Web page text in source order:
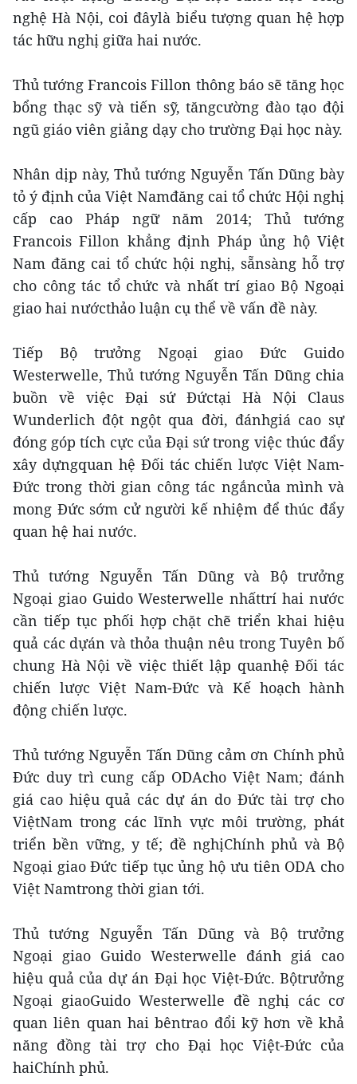
nghệ Hà Nội, coi đâylà biểu tượng quan hệ hợp
tác hữu nghị giữa hai nước.
Thủ tướng Francois Fillon thông báo sẽ tăng học
bổng thạc sỹ và tiến sỹ, tăngcường đào tạo đội
ngũ giáo viên giảng dạy cho trường Đại học này.
Nhân dịp này, Thủ tướng Nguyễn Tấn Dũng bày
tỏ ý định của Việt Namđăng cai tổ chức Hội nghị
cấp cao Pháp ngữ năm 2014; Thủ tướng
Francois Fillon khẳng định Pháp ủng hộ Việt
Nam đăng cai tổ chức hội nghị, sẵnsàng hỗ trợ
cho công tác tổ chức và nhất trí giao Bộ Ngoại
giao hai nướcthảo luận cụ thể về vấn đề này.
Tiếp Bộ trưởng Ngoại giao Đức Guido
Westerwelle, Thủ tướng Nguyễn Tấn Dũng chia
buồn về việc Đại sứ Đứctại Hà Nội Claus
Wunderlich đột ngột qua đời, đánhgiá cao sự
đóng góp tích cực của Đại sứ trong việc thúc đẩy
xây dựngquan hệ Đối tác chiến lược Việt Nam-
Đức trong thời gian công tác ngắncủa mình và
mong Đức sớm cử người kế nhiệm để thúc đẩy
quan hệ hai nước.
Thủ tướng Nguyễn Tấn Dũng và Bộ trưởng
Ngoại giao Guido Westerwelle nhấttrí hai nước
cần tiếp tục phối hợp chặt chẽ triển khai hiệu
quả các dựán và thỏa thuận nêu trong Tuyên bố
chung Hà Nội về việc thiết lập quanhệ Đối tác
chiến lược Việt Nam-Đức và Kế hoạch hành
động chiến lược.
Thủ tướng Nguyễn Tấn Dũng cảm ơn Chính phủ
Đức duy trì cung cấp ODAcho Việt Nam; đánh
giá cao hiệu quả các dự án do Đức tài trợ cho
ViệtNam trong các lĩnh vực môi trường, phát
triển bền vững, y tế; đề nghịChính phủ và Bộ
Ngoại giao Đức tiếp tục ủng hộ ưu tiên ODA cho
Việt Namtrong thời gian tới.
Thủ tướng Nguyễn Tấn Dũng và Bộ trưởng
Ngoại giao Guido Westerwelle đánh giá cao
hiệu quả của dự án Đại học Việt-Đức. Bộtrưởng
Ngoại giaoGuido Westerwelle đề nghị các cơ
quan liên quan hai bêntrao đổi kỹ hơn về khả
năng đồng tài trợ cho Đại học Việt-Đức của
haiChính phủ.